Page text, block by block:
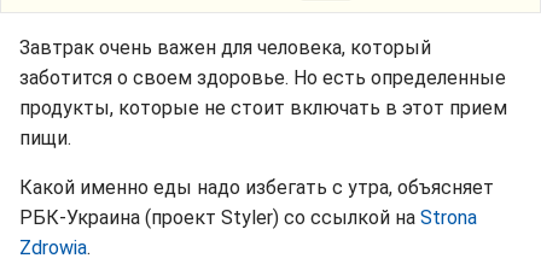
Завтрак очень важен для человека, который
заботится о своем здоровье. Но есть определенные
продукты, которые не стоит включать в этот прием
пищи.
Какой именно еды надо избегать с утра, объясняет
РБК-Украина (проект Styler) со ссылкой на Strona
Zdrowia.